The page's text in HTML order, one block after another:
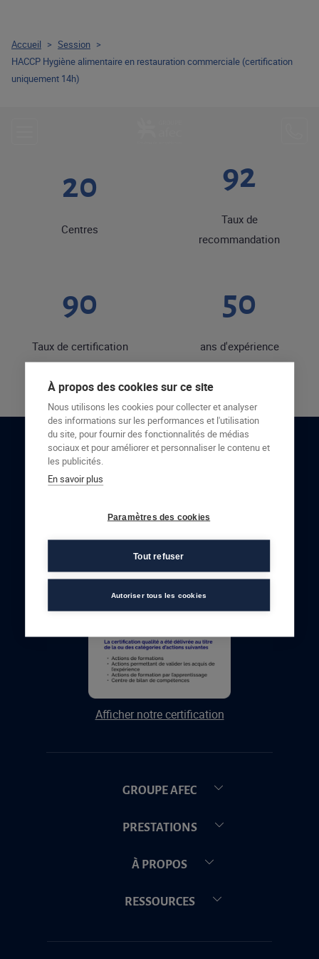
20
Centres
92
Taux de
recommandation
90
Taux de certification
50
ans d'expérience
RESTONS EN CONTACT
Afficher notre certification
GROUPE AFEC
PRESTATIONS
À PROPOS
RESSOURCES
Accueil > Session >
HACCP Hygiène alimentaire en restauration commerciale (certification
uniquement 14h)
À propos des cookies sur ce site
Nous utilisons les cookies pour collecter et analyser
des informations sur les performances et l'utilisation
du site, pour fournir des fonctionnalités de médias
sociaux et pour améliorer et personnaliser le contenu et
les publicités.
En savoir plus
Paramètres des cookies
Tout refuser
Autoriser tous les cookies